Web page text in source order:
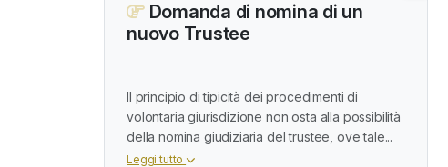
Domanda di nomina di un
nuovo Trustee
Il principio di tipicità dei procedimenti di
volontaria giurisdizione non osta alla possibilità
della nomina giudiziaria del trustee, ove tale...
Leggi tutto